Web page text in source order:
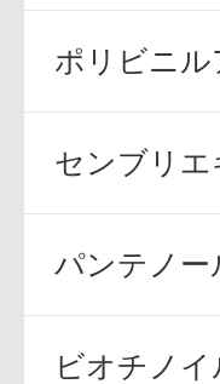
ポリビニ
センブリエ
パンテノー
ビオチノ